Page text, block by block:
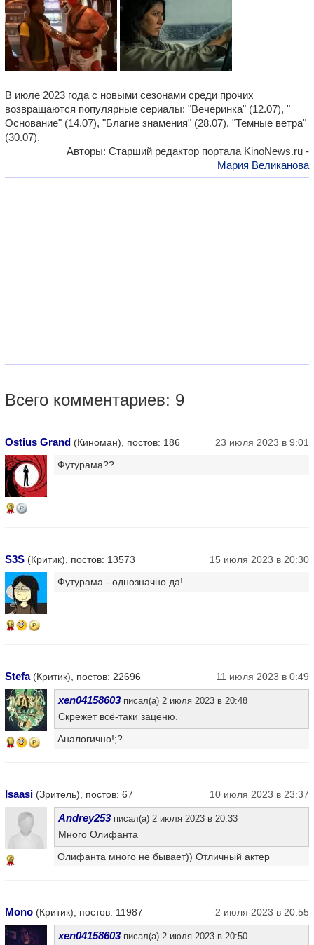
В июле 2023 года с новыми сезонами среди прочих
возвращаются популярные сериалы: "Вечеринка" (12.07), "
Основание" (14.07), "Благие знамения" (28.07), "Темные ветра"
(30.07).
Авторы: Старший редактор портала KinoNews.ru -
Мария Великанова
Всего комментариев: 9
Ostius Grand (Киноман), постов: 186 23 июля 2023 в 9:01
3
Футурама??
S3S (Критик), постов: 13573 15 июля 2023 в 20:30
16
Футурама - однозначно да!
Stefa(Критик), постов: 22696 11 июля 2023 в 0:49
13
xen04158603писал(а) 2 июля 2023 в 20:48
Скрежет всё-таки заценю.
Аналогично!;?
Isaasi (Зритель), постов: 67 10 июля 2023 в 23:37
6
Andrey253писал(а) 2 июля 2023 в 20:33
Много Олифанта
Олифанта много не бывает)) Отличный актер
Mono (Критик), постов: 11987 2 июля 2023 в 20:55
xen04158603писал(а) 2 июля 2023 в 20:50